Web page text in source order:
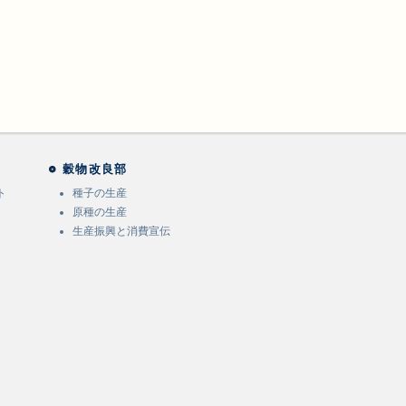
穀物改良部
種子の生産
原種の生産
生産振興と消費宣伝